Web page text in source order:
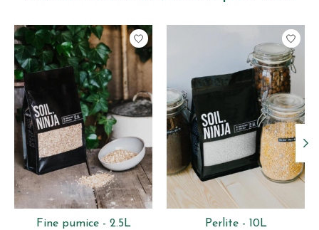
Articles du carrousel de produits
Fine pumice - 2.5L
Perlite - 10L